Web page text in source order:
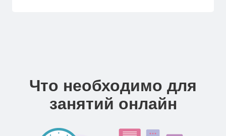
Что необходимо для
занятий онлайн